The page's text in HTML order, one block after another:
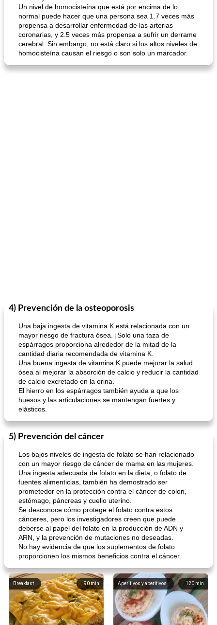
Un nivel de homocisteína que está por encima de lo
normal puede hacer que una persona sea 1.7 veces más
propensa a desarrollar enfermedad de las arterias
coronarias, y 2.5 veces más propensa a sufrir un derrame
cerebral. Sin embargo, no está claro si los altos niveles de
homocisteína causan el riesgo o son solo un marcador.
4) Prevención de la osteoporosis
Una baja ingesta de vitamina K está relacionada con un
mayor riesgo de fractura ósea. ¡Solo una taza de
espárragos proporciona alrededor de la mitad de la
cantidad diaria recomendada de vitamina K.
Una buena ingesta de vitamina K puede mejorar la salud
ósea al mejorar la absorción de calcio y reducir la cantidad
de calcio excretado en la orina.
El hierro en los espárragos también ayuda a que los
huesos y las articulaciones se mantengan fuertes y
elásticos.
5) Prevención del cáncer
Los bajos niveles de ingesta de folato se han relacionado
con un mayor riesgo de cáncer de mama en las mujeres.
Una ingesta adecuada de folato en la dieta, o folato de
fuentes alimenticias, también ha demostrado ser
prometedor en la protección contra el cáncer de colon,
estómago, páncreas y cuello uterino.
Se desconoce cómo protege el folato contra estos
cánceres, pero los investigadores creen que puede
deberse al papel del folato en la producción de ADN y
ARN, y la prevención de mutaciones no deseadas.
No hay evidencia de que los suplementos de folato
proporcionen los mismos beneficios contra el cáncer.
90 min
Breakfast 120 min
Aperitivos y aperitivos